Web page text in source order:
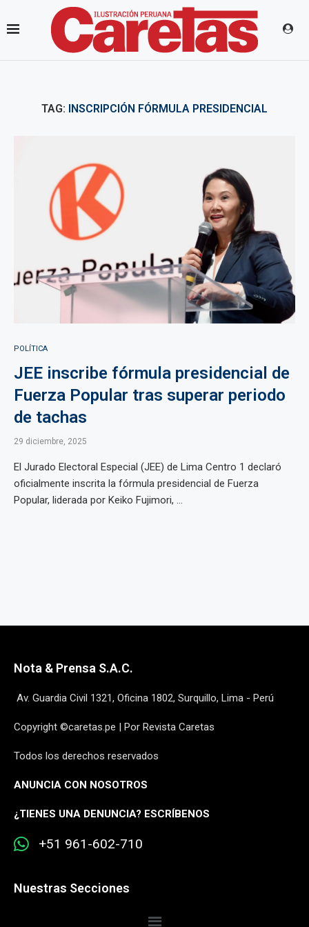
TAG: INSCRIPCIÓN FÓRMULA PRESIDENCIAL
POLÍTICA
JEE inscribe fórmula presidencial de
Fuerza Popular tras superar periodo
de tachas
29 diciembre, 2025
El Jurado Electoral Especial (JEE) de Lima Centro 1 declaró
oficialmente inscrita la fórmula presidencial de Fuerza
Popular, liderada por Keiko Fujimori, ...
Nota & Prensa S.A.C.
Av. Guardia Civil 1321, Oficina 1802, Surquillo, Lima - Perú
Copyright ©caretas.pe | Por Revista Caretas
Todos los derechos reservados
ANUNCIA CON NOSOTROS
¿TIENES UNA DENUNCIA? ESCRÍBENOS
+51 961-602-710
Nuestras Secciones